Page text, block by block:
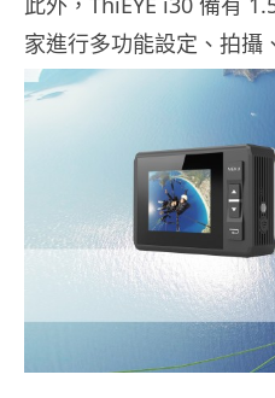
家進行多功能設定、拍攝